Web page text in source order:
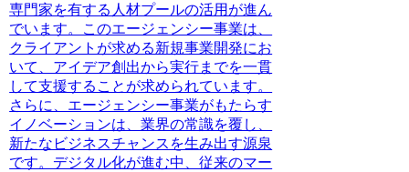
専門家を有する人材プールの活用が進ん
でいます。このエージェンシー事業は、
クライアントが求める新規事業開発にお
いて、アイデア創出から実行までを一貫
して支援することが求められています。
さらに、エージェンシー事業がもたらす
イノベーションは、業界の常識を覆し、
新たなビジネスチャンスを生み出す源泉
です。デジタル化が進む中、従来のマー